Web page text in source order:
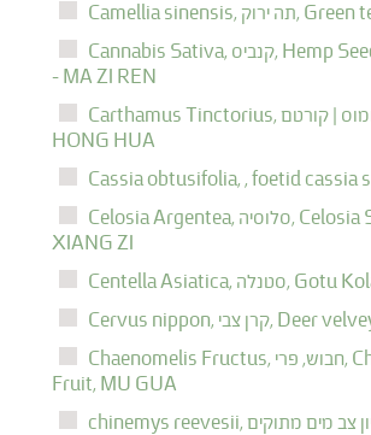
Camellia sinensis,
תה ירוק, Green
Cannabis Sativa,
קנביס, Hemp
- MA ZI REN
Carthamus Tinctorius,
HONG HUA
Cassia obtusifolia, , foetid cassia
Celosia Argentea,
סלוסיה, Celosia
XIANG ZI
Centella Asiatica,
סטנלה, Gotu
Cervus nippon,
קרן צבי, Deer
Chaenomelis Fructus,
חבוש, פרי,
Fruit, MU GUA
chinemys reevesii,